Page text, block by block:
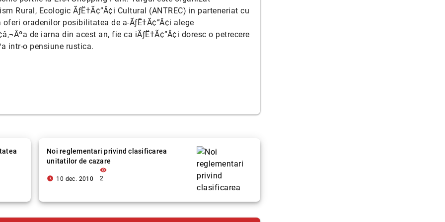
Rural, Ecologic ÃƒË†Ã¢”Â¢i Cultural (ANTREC) in parteneriat cu
oradenilor posibilitatea de a-ÃƒË†Ã¢”Â¢i alege
de iarna din acest an, fie ca iÃƒË†Ã¢”Â¢i doresc o petrecere
intr-o pensiune rustica.
Noi reglementari privind clasificarea
unitatilor de cazare
access_time_filled 10 dec. 2010
visibility
2